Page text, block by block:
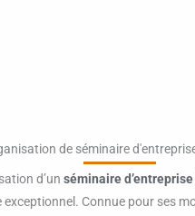
de séminaire
d’un séminaire d’entreprise
exceptionnel. Connue pour ses